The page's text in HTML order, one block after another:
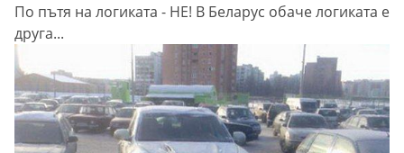
По пътя на логиката - НЕ! В Беларус обаче логиката е
друга...